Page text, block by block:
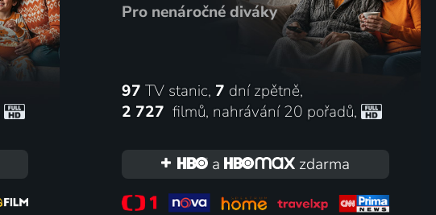
Pro nenáročné diváky
97 TV stanic, 7 dní zpětně,
2 727 filmů, nahrávání 20 pořadů,
a zdarma